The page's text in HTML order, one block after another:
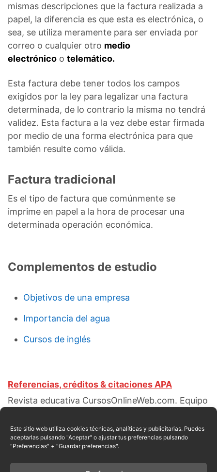
Este sitio web utiliza cookies técnicas, analíticas y publicitarias. Puedes
aceptarlas pulsando "Aceptar" o ajustar tus preferencias pulsando
"Preferencias" + "Guardar preferencias".
mismas descripciones que la factura realizada a
papel, la diferencia es que esta es electrónica, o
sea, se utiliza meramente para ser enviada por
correo o cualquier otro medio
electrónico o telemático.
Esta factura debe tener todos los campos
exigidos por la ley para legalizar una factura
determinada, de lo contrario la misma no tendrá
validez. Esta factura a la vez debe estar firmada
por medio de una forma electrónica para que
también resulte como válida.
Factura tradicional
Es el tipo de factura que comúnmente se
imprime en papel a la hora de procesar una
determinada operación económica.
Complementos de estudio
Objetivos de una empresa
Importancia del agua
Cursos de inglés
Referencias, créditos & citaciones APA
Revista educativa CursosOnlineWeb.com. Equipo
facturas. Escrito por:Elizabeth Ramírez
Pantaleón. Obtenido en fecha 08, 2026, desde el
https://cursosonlineweb.com/facturas.html